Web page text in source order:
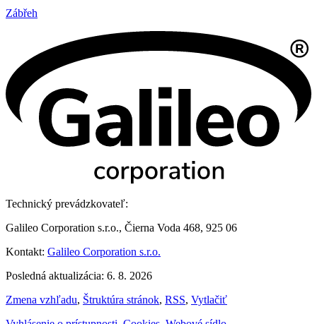
Zábřeh
Technický prevádzkovateľ:
Galileo Corporation s.r.o., Čierna Voda 468, 925 06
Kontakt: Galileo Corporation s.r.o.
Posledná aktualizácia: 6. 8. 2026
Zmena vzhľadu, Štruktúra stránok, RSS, Vytlačiť